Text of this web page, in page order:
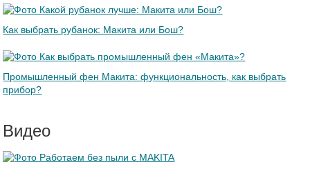
Как выбрать рубанок: Макита или Бош?
Промышленный фен Макита: функциональность, как выбрать
прибор?
Видео